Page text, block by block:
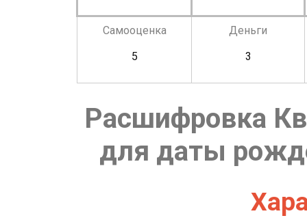
Самооценка
5
Деньги
3
Расшифровка
для даты